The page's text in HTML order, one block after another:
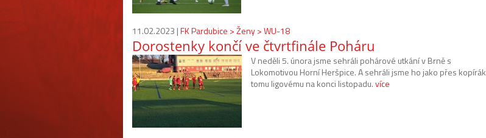
11.02.2023 |FK Pardubice > Ženy > WU-18
Dorostenky končí ve čtvrtfinále Poháru
V neděli 5. února jsme sehráli pohárové utkání v Brně s
Lokomotivou Horní Heršpice. A sehráli jsme ho jako přes kopírák
tomu ligovému na konci listopadu.více